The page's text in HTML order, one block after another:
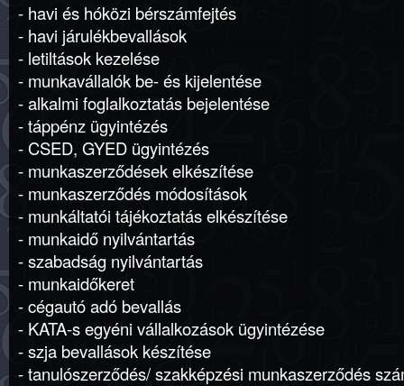
- havi és hóközi bérszámfejtés
- havi járulékbevallások
- letiltások kezelése
- munkavállalók be- és kijelentése
- alkalmi foglalkoztatás bejelentése
- táppénz ügyintézés
- CSED, GYED ügyintézés
- munkaszerződések elkészítése
- munkaszerződés módosítások
- munkáltatói tájékoztatás elkészítése
- munkaidő nyilvántartás
- szabadság nyilvántartás
- munkaidőkeret
- cégautó adó bevallás
- KATA-s egyéni vállalkozások ügyintézése
- szja bevallások készítése
- tanulószerződés/ szakképzési munkaszerződés